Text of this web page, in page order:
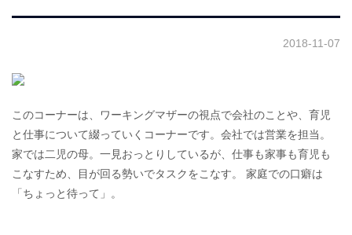
2018-11-07
このコーナーは、ワーキングマザーの視点で会社のことや、育児
と仕事について綴っていくコーナーです。会社では営業を担当。
家では二児の母。一見おっとりしているが、仕事も家事も育児も
こなすため、目が回る勢いでタスクをこなす。 家庭での口癖は
「ちょっと待って」。